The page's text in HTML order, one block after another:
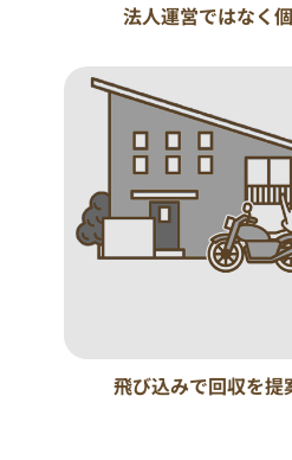
法人運営ではなく
飛び込みで回収を提